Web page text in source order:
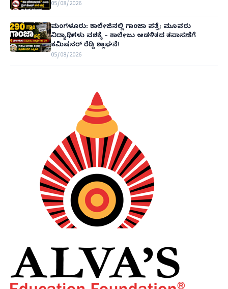
05/08/2026
ಮಂಗಳೂರು: ಕಾಲೇಜಿನಲ್ಲಿ ಗಾಂಜಾ ಪತ್ತೆ; ಮೂವರು
ವಿದ್ಯಾರ್ಥಿಗಳು ವಶಕ್ಕೆ – ಕಾಲೇಜು ಆಡಳಿತದ ತಪಾಸಣೆಗೆ
ಕಮಿಷನರ್ ರೆಡ್ಡಿ ಶ್ಲಾಘನೆ!
05/08/2026